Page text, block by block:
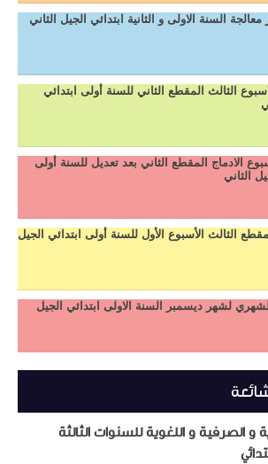
السنة الاولى و الثانية ابتدائي الجيل الثاني
الثالث المقطع الثاني للسنة أولى ابتدائي
الادماج المقطع الثاني بعد تعديل للسنة أولى
الثاني
الثالث الأسبوع الأول للسنة أولى ابتدائي الجيل
لشهر ديسمبر السنة الاولى ابتدائي الجيل
و الصرفية و اللغوية للسنوات الثالثة